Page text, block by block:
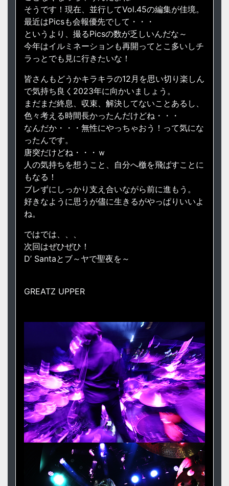
そうです！現在、並行してVol.45の編集が佳境。
最近はPicsも会報優先でして・・・
というより、撮るPicsの数が乏しいんだな～
今年はイルミネーションも再開ってとこ多いしチ
ラっとでも見に行きたいな！
皆さんもどうかキラキラの12月を思い切り楽しん
で気持ち良く2023年に向かいましょう。
まだまだ終息、収束、解決してないことあるし、
色々考える時間長かったんだけどね・・・
なんだか・・・無性にやっちゃおう！って気にな
ったんです。
唐突だけどね・・・ｗ
人の気持ちを想うこと、自分へ檄を飛ばすことに
もなる！
ブレずにしっかり支え合いながら前に進もう。
好きなように思うが儘に生きるがやっぱりいいよ
ね。
ではでは、、、
次回はぜひぜひ！
D’ Santaとブ～ヤで聖夜を～
GREATZ UPPER